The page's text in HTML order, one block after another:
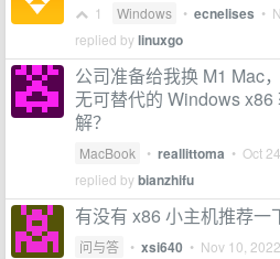
1 Windows • ecnelises •
replied bylinuxgo
公司准备给我换 M1 Mac
无可替代的 Windows
解？
MacBook • reallittoma • Oct
replied bybianzhifu
有没有 x86 小主机推荐一
问与答 • xsi640 • Nov 10, 2022